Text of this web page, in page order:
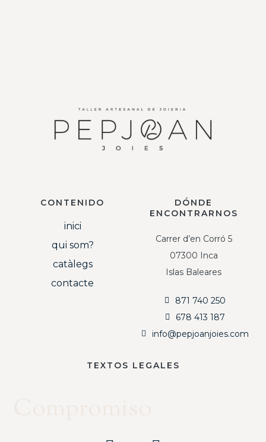
CONTENIDO
inici
qui som?
catàlegs
contacte
DÓNDE
ENCONTRARNOS
Carrer d’en Corró 5
07300 Inca
Islas Baleares
871 740 250
678 413 187
info@pepjoanjoies.com
TEXTOS LEGALES